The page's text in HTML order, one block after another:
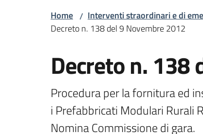
Home / Interventi straordinari e di
Decreto n. 138 del 9 Novembre 2012
Decreto n. 138
Procedura per la fornitura ed
i Prefabbricati Modulari Rurali